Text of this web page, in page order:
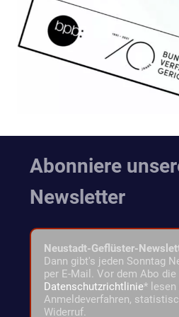
Abonniere
Newsletter
Neustadt-Geflüster-
Dann gibt's jeden Sonntag
per E-Mail. Vor dem Abo die
Datenschutzrichtlinie*
Anmeldeverfahren,
Widerruf.